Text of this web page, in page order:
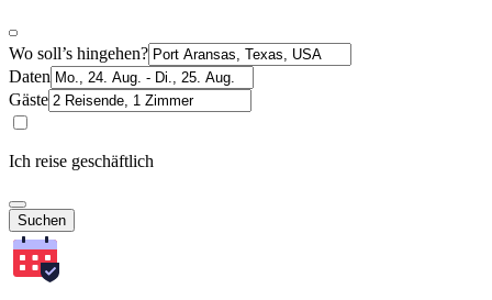
Wo soll’s hingehen?
Daten
Gäste
Ich reise geschäftlich
Suchen